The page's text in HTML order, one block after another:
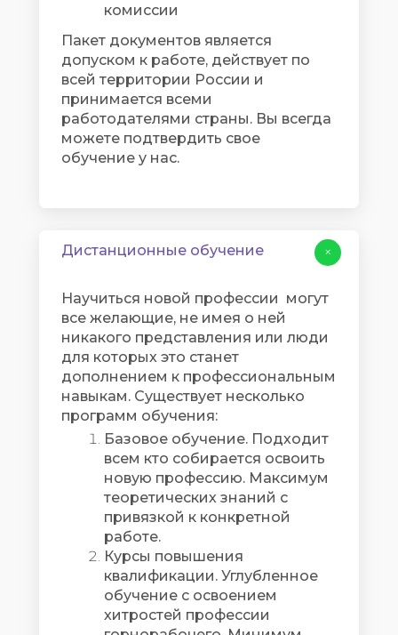
комиссии
Пакет документов является
допуском к работе, действует по
всей территории России и
принимается всеми
работодателями страны. Вы всегда
можете подтвердить свое
обучение у нас.
Дистанционные обучение
Научиться новой профессии могут
все желающие, не имея о ней
никакого представления или люди
для которых это станет
дополнением к профессиональным
навыкам. Существует несколько
программ обучения:
Базовое обучение. Подходит
всем кто собирается освоить
новую профессию. Максимум
теоретических знаний с
привязкой к конкретной
работе.
Курсы повышения
квалификации. Углубленное
обучение с освоением
хитростей профессии
+